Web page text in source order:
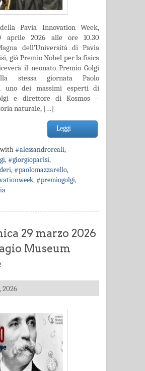
Pavia Innovation Week,
aprile 2026 alle ore 10.30
dell’Università di Pavia
già Premio Nobel per la fisica
il neonato Premio Golgi
stessa giornata Paolo
uno dei massimi esperti di
e direttore di Kosmos –
naturale, […]
Leggi
with#alessandroreali,
,#giorgioparisi,
,#paolomazzarello,
,#premiogolgi,
29 marzo 2026
Museum
2026